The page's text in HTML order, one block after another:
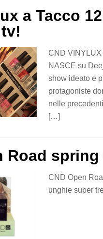
a Tacco
CND
NASCE su
show ideato e
protagoniste
nelle
[…]
Road
CND Open
unghie super